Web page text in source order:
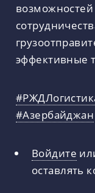
эффективные
#Азербайджан
Войдите
оставлять